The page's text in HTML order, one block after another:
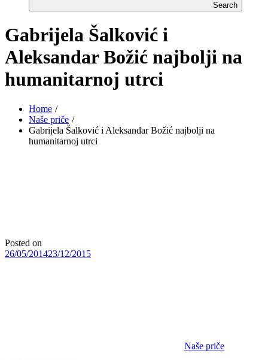
Search
Gabrijela Šalković i
Aleksandar Božić najbolji na
humanitarnoj utrci
Home
Naše priče
Gabrijela Šalković i Aleksandar Božić najbolji na
humanitarnoj utrci
Posted on
26/05/201423/12/2015
Naše priče